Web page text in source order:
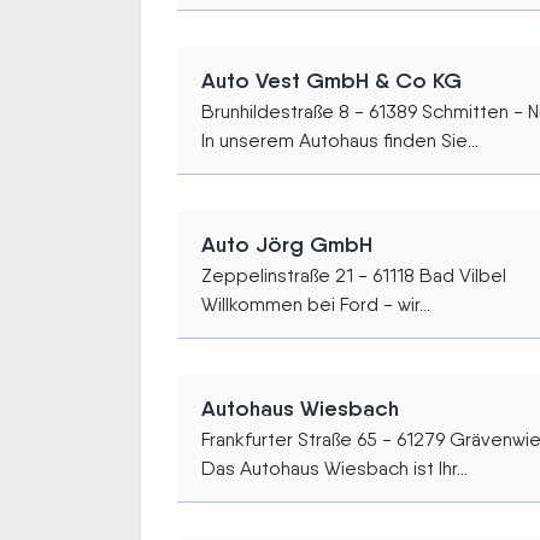
Auto Vest GmbH & Co KG
Brunhildestraße 8 - 61389 Schmitten -
In unserem Autohaus finden Sie...
Auto Jörg GmbH
Zeppelinstraße 21 - 61118 Bad Vilbel
Willkommen bei Ford - wir...
Autohaus Wiesbach
Frankfurter Straße 65 - 61279
Das Autohaus Wiesbach ist Ihr...